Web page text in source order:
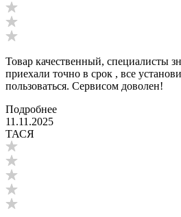
Товар качественный, специалисты
приехали точно в срок , все
пользоваться. Сервисом доволен!
Подробнее
11.11.2025
ТАСЯ